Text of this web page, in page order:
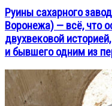
Руины сахарного
Воронежа) — всё, что
двухвековой
и бывшего одним из